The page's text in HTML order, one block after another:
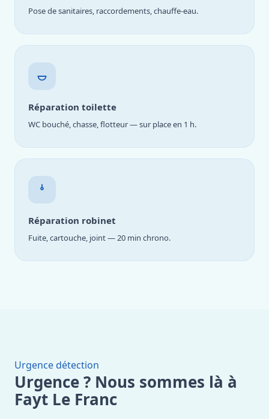
Pose de sanitaires, raccordements, chauffe-eau.
Réparation toilette
WC bouché, chasse, flotteur — sur place en 1 h.
Réparation robinet
Fuite, cartouche, joint — 20 min chrono.
Urgence détection
Urgence ? Nous sommes là à
Fayt Le Franc